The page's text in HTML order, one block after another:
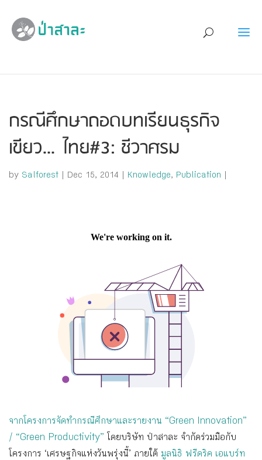
กรณีศึกษาถอดบทเรียนธุรกิจ
เขียว…ไทย#3: ชีวาศรม
by Salforest Dec 15, 2014 Knowledge, Publication
จากโครงการจัดทำกรณีศึกษาและรายงาน “Green Innovation”
/ “Green Productivity” โดยบริษัท ป่าสาละ จำกัดร่วมมือกับ
โครงการ ‘เศรษฐกิจแห่งวันพรุ่งนี้’ ภายใต้ มูลนิธิ ฟรีดริค เอแบร์ท